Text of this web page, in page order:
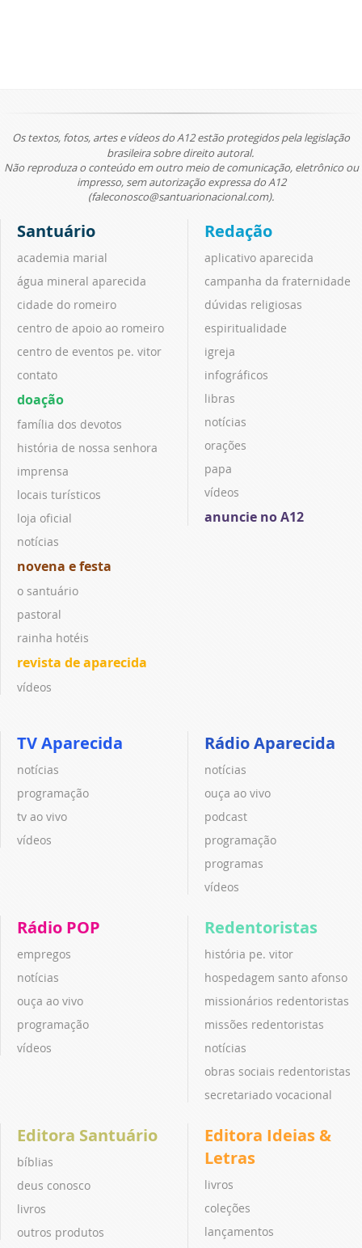
Os textos, fotos, artes e vídeos do A12 estão protegidos pela legislação
brasileira sobre direito autoral.
Não reproduza o conteúdo em outro meio de comunicação, eletrônico ou
impresso, sem autorização expressa do A12
(faleconosco@santuarionacional.com).
Santuário
academia marial
água mineral aparecida
cidade do romeiro
centro de apoio ao romeiro
centro de eventos pe. vitor
contato
doação
família dos devotos
história de nossa senhora
imprensa
locais turísticos
loja oficial
notícias
novena e festa
o santuário
pastoral
rainha hotéis
revista de aparecida
vídeos
Redação
aplicativo aparecida
campanha da fraternidade
dúvidas religiosas
espiritualidade
igreja
infográficos
libras
notícias
orações
papa
vídeos
anuncie no A12
TV Aparecida
notícias
programação
tv ao vivo
vídeos
Rádio Aparecida
notícias
ouça ao vivo
podcast
programação
programas
vídeos
Rádio POP
empregos
notícias
ouça ao vivo
programação
vídeos
Redentoristas
história pe. vitor
hospedagem santo afonso
missionários redentoristas
missões redentoristas
notícias
obras sociais redentoristas
secretariado vocacional
Editora Santuário
bíblias
deus conosco
livros
outros produtos
Editora Ideias &
Letras
livros
coleções
lançamentos